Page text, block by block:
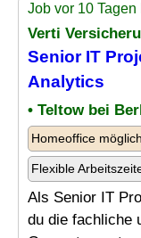
Job vor 10
Verti
Senior IT
Analytics
• Teltow bei
Homeoffice möglich
Flexible
Als Senior IT
du die fachliche